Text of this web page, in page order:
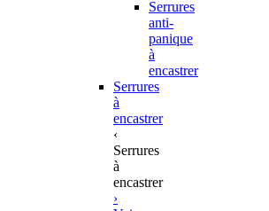
Serrures
anti-
panique
à
encastrer
Serrures
à
encastrer
‹
Serrures
à
encastrer
›